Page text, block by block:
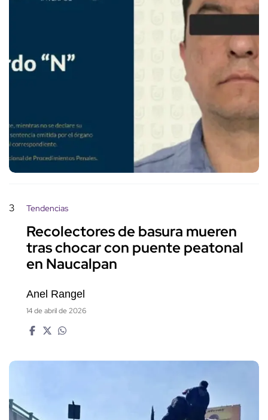
3 Tendencias
Recolectores de basura mueren
tras chocar con puente peatonal
en Naucalpan
Anel Rangel
14 de abril de 2026